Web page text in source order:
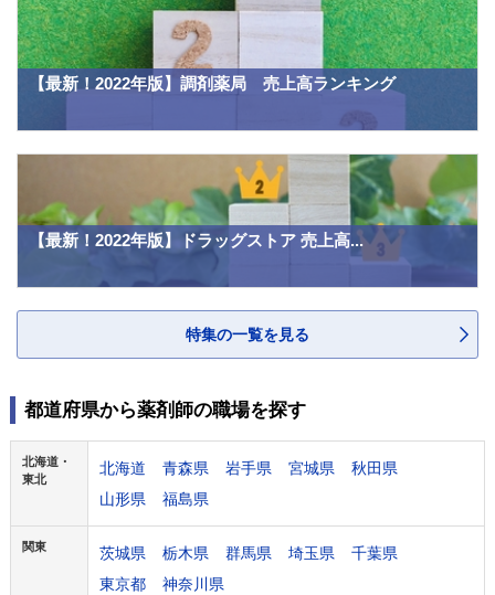
【最新！2022年版】調剤薬局 売上高ランキング
【最新！2022年版】ドラッグストア 売上高...
特集の一覧を見る
都道府県から薬剤師の職場を探す
北海道・
東北
北海道 青森県 岩手県 宮城県
秋田県
山形県
福島県
関東 茨城県 栃木県 群馬県 埼玉県
千葉県
東京都
神奈川県